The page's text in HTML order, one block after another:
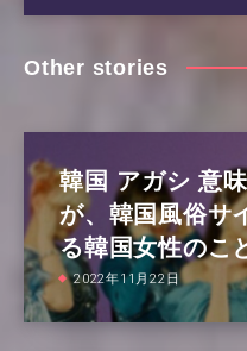
Other stories
韓国 アガシ 意
が、韓国風俗サ
る韓国女性のこ
2022年11月22日